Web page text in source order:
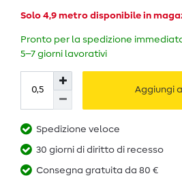
Solo 4,9 metro disponibile in
Pronto per la spedizione
5–7 giorni lavorativi
Aggiungi
Spedizione veloce
30 giorni di diritto di recesso
Consegna gratuita da 80 €